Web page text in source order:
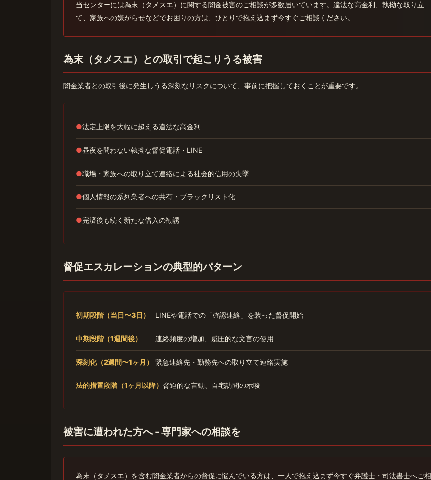
当センターには為末（タメスエ）に関する闇金被害のご相談が多数届いています。違法な高金利、執拗な取り立
て、家族への嫌がらせなどでお困りの方は、ひとりで抱え込まず今すぐご相談ください。
為末（タメスエ）との取引で起こりうる被害
闇金業者との取引後に発生しうる深刻なリスクについて、事前に把握しておくことが重要です。
●法定上限を大幅に超える違法な高金利
●昼夜を問わない執拗な督促電話・LINE
●職場・家族への取り立て連絡による社会的信用の失墜
●個人情報の系列業者への共有・ブラックリスト化
●完済後も続く新たな借入の勧誘
督促エスカレーションの典型的パターン
初期段階（当日〜3日） LINEや電話での「確認連絡」を装った督促開始
中期段階（1週間後） 連絡頻度の増加、威圧的な文言の使用
深刻化（2週間〜1ヶ月） 緊急連絡先・勤務先への取り立て連絡実施
法的措置段階（1ヶ月以降） 脅迫的な言動、自宅訪問の示唆
被害に遭われた方へ - 専門家への相談を
為末（タメスエ）を含む闇金業者からの督促に悩んでいる方は、一人で抱え込まず今すぐ弁護士・司法書士へご相